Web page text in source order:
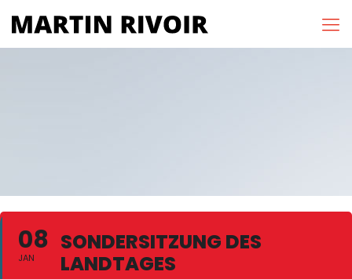
08
JAN
SONDERSITZUNG DES
LANDTAGES